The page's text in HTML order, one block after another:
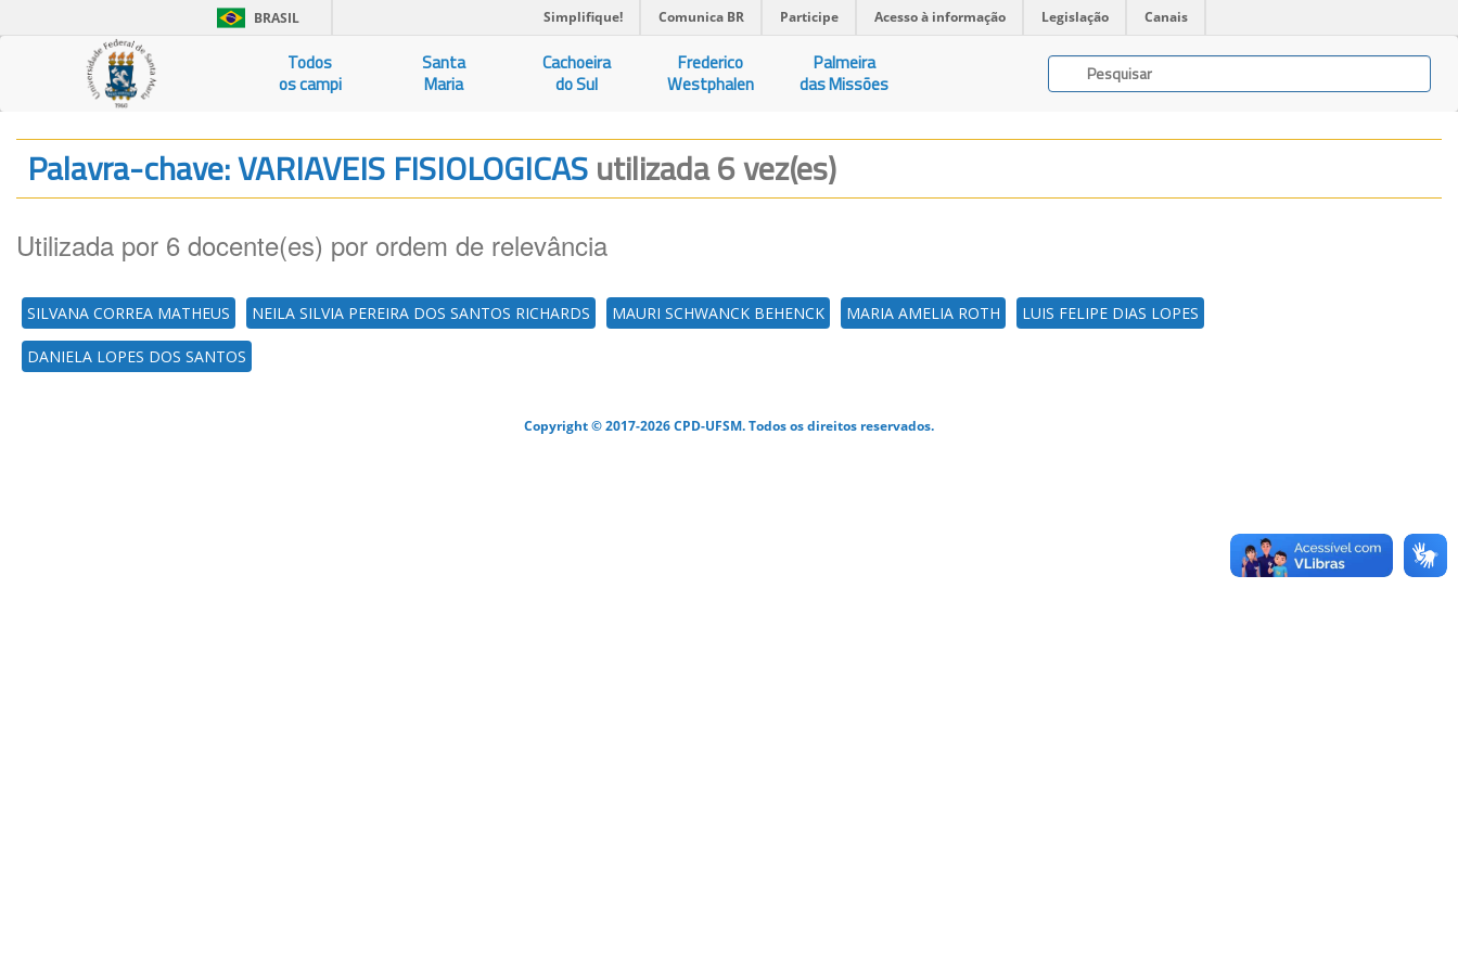
BRASIL Simplifique! Comunica BR Participe Acesso à informação Legislação Canais
Todos
os campi
Santa
Maria
Cachoeira
do Sul
Frederico
Westphalen
Palmeira
das Missões
Palavra-chave: VARIAVEIS FISIOLOGICASutilizada 6 vez(es)
Utilizada por 6 docente(es) por ordem de relevância
SILVANA CORREA MATHEUS NEILA SILVIA PEREIRA DOS SANTOS RICHARDS MAURI SCHWANCK BEHENCK MARIA AMELIA ROTH LUIS FELIPE DIAS LOPES
DANIELA LOPES DOS SANTOS
Copyright © 2017-2026 CPD-UFSM. Todos os direitos reservados.